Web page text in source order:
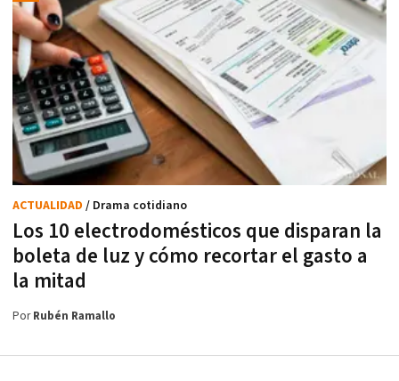
Los 10 electrodomésticos que disparan la
boleta de luz y cómo recortar el gasto a
la mitad
ACTUALIDAD / Drama cotidiano
PorRubén Ramallo